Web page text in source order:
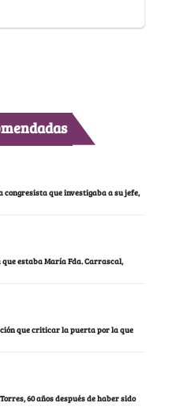
congresista que investigaba a su jefe,
estaba María Fda. Carrascal,
que criticar la puerta por la que
60 años después de haber sido